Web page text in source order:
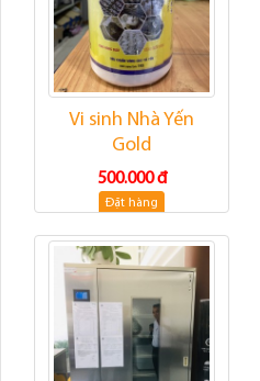
Vi sinh Nhà Yến
Gold
500.000 đ
Đặt hàng